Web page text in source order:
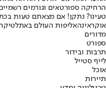
הרחיקה ספורטאים וגורמים
טעינו? נתקן! אם מצאתם טעות
אוקראינהאליפות העולם
מדורים
ספורט
תרבות ובידור
לייף סטייל
אוכל
תיירות